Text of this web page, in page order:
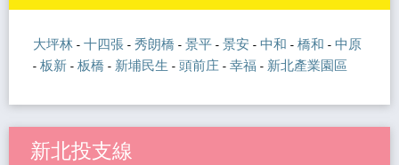
大坪林 - 十四張 - 秀朗橋 - 景平 - 景安 - 中和 - 橋和 - 中原
- 板新 - 板橋 - 新埔民生 - 頭前庄 - 幸福 - 新北產業園區
新北投支線